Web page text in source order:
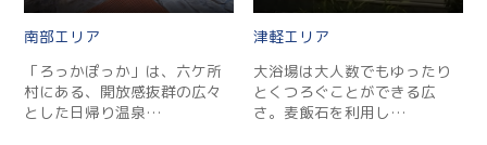
南部
「ろっかぽっか」は、六ケ所
村にある、開放感抜群の広々
とした日帰り温泉…
津軽
大浴場は大人数でもゆったり
とくつろぐことができる広
さ。麦飯石を利用し…